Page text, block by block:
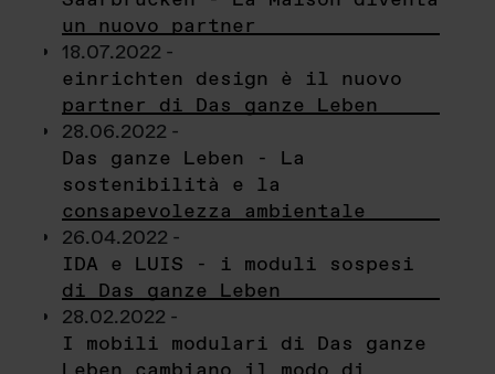
un nuovo partner
18.07.2022 -
einrichten design è il nuovo
partner di Das ganze Leben
28.06.2022 -
Das ganze Leben - La
sostenibilità e la
consapevolezza ambientale
26.04.2022 -
IDA e LUIS - i moduli sospesi
di Das ganze Leben
28.02.2022 -
I mobili modulari di Das ganze